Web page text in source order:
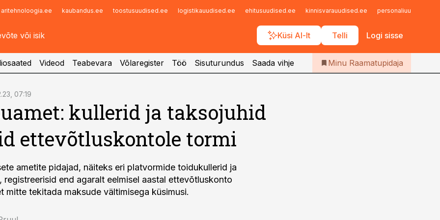
aritehnoloogia.ee kaubandus.ee toostusuudised.ee logistikauudised.ee ehitusuudised.ee kinnisvarauudised.ee personaliuudised.ee
Küsi AI-lt Telli Logi sisse
Infopank
Iseteenindus
Telli Raamatupidaja
Videod Teabevara Võlaregister Töö Sisuturundus Saada vihje Minu Raamatupidaja
07:19
kullerid ja taksojuhid
ettevõtluskontole tormi
ametite pidajad, näiteks eri platvormide toidukullerid ja
registreerisid end agaralt eelmisel aastal ettevõtluskonto
mitte tekitada maksude vältimisega küsimusi.